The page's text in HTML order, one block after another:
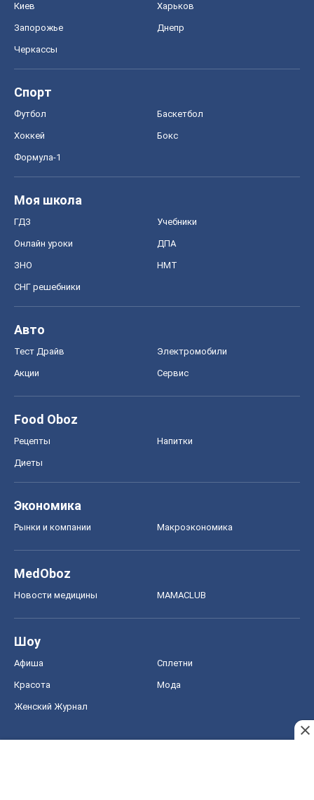
Киев Харьков
Запорожье Днепр
Черкассы
Спорт
Футбол Баскетбол
Хоккей Бокс
Формула-1
Моя школа
ГДЗ Учебники
Онлайн уроки ДПА
ЗНО НМТ
СНГ решебники
Авто
Тест Драйв Электромобили
Акции Сервис
Food Oboz
Рецепты Напитки
Диеты
Экономика
Рынки и компании Mакроэкономика
MedOboz
Новости медицины MAMACLUB
Шоу
Афиша Сплетни
Красота Мода
Женский Журнал